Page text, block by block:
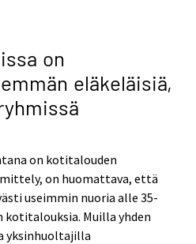
on
eläkeläisiä,
on kotitalouden
on huomattava, että
useimmin nuoria alle 35-
kotitalouksia. Muilla yhden
yksinhuoltajilla